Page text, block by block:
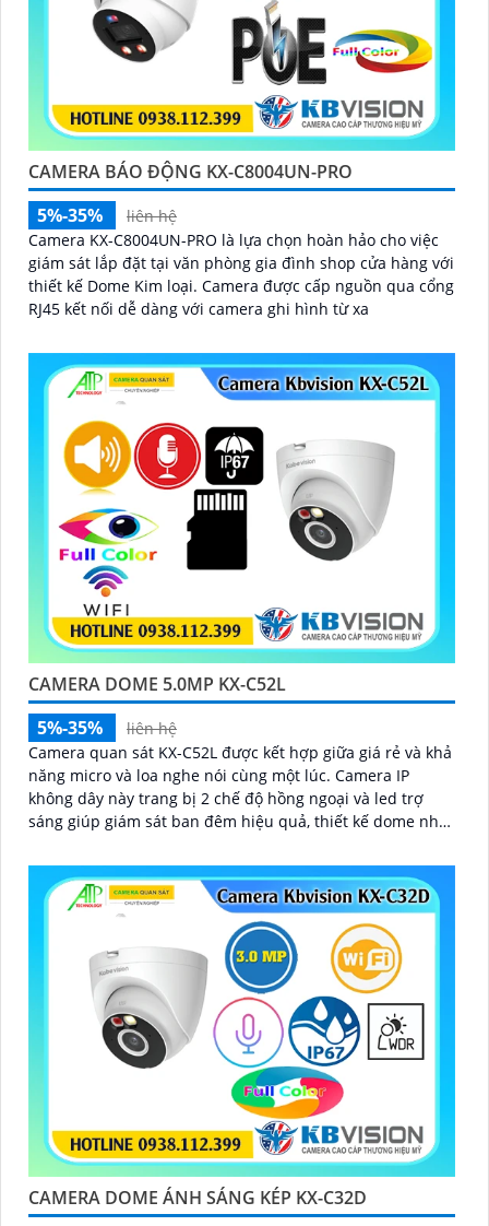
CAMERA BÁO ĐỘNG KX-C8004UN-PRO
5%-35%
liên hệ
Camera KX-C8004UN-PRO là lựa chọn hoàn hảo cho việc
giám sát lắp đặt tại văn phòng gia đình shop cửa hàng với
thiết kế Dome Kim loại. Camera được cấp nguồn qua cổng
RJ45 kết nối dễ dàng với camera ghi hình từ xa
CAMERA DOME 5.0MP KX-C52L
5%-35%
liên hệ
Camera quan sát KX-C52L được kết hợp giữa giá rẻ và khả
năng micro và loa nghe nói cùng một lúc. Camera IP
không dây này trang bị 2 chế độ hồng ngoại và led trợ
sáng giúp giám sát ban đêm hiệu quả, thiết kế dome nhỏ
CAMERA DOME ÁNH SÁNG KÉP KX-C32D